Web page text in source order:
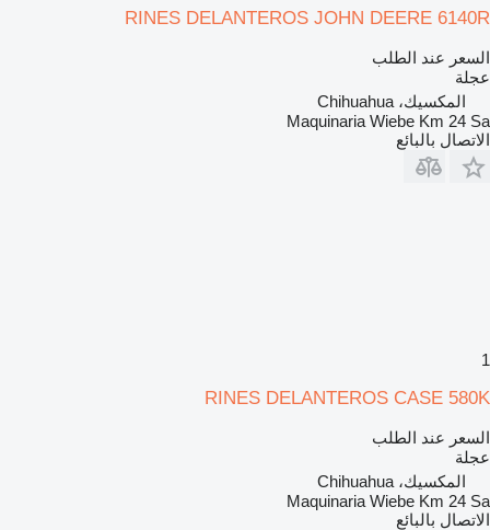
RINES DELANTEROS JOHN DEERE 6140R
السعر عند الطلب
عجلة
المكسيك، Chihuahua
Maquinaria Wiebe Km 24 Sa
الاتصال بالبائع
1
RINES DELANTEROS CASE 580K
السعر عند الطلب
عجلة
المكسيك، Chihuahua
Maquinaria Wiebe Km 24 Sa
الاتصال بالبائع